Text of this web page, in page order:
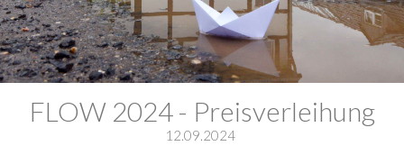
FLOW 2024 - Preisverleihung
12.09.2024